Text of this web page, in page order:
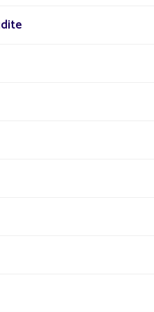
Projektmanagement. Auf